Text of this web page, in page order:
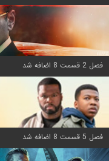
فصل 2 قسمت 8 اضافه شد
فصل 5 قسمت 8 اضافه شد